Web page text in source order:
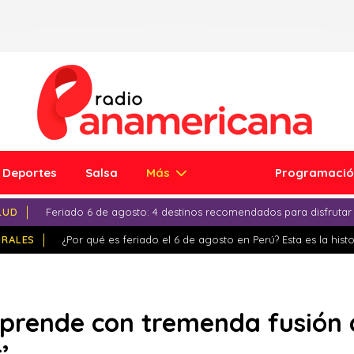
Deportes Salsa Más
Feriado 6 de agosto: 4 destinos recomendados para
¿Por qué es feriado el 6 de agosto en Perú? Esta es la
con tremenda